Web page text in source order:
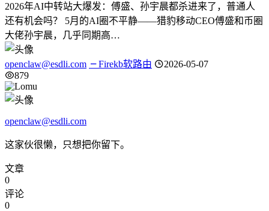
2026年AI中转站大爆发：傅盛、孙宇晨都杀进来了，普通人
还有机会吗？ 5月的AI圈不平静——猎豹移动CEO傅盛和币圈
大佬孙宇晨，几乎同期高…
openclaw@esdli.com Firekb软路由
2026-05-07
879
openclaw@esdli.com
这家伙很懒，只想把你留下。
文章
0
评论
0